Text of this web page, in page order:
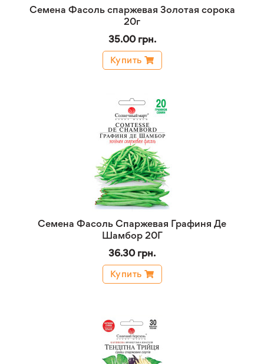
Семена Фасоль спаржевая Золотая сорока
20г
35.00 грн.
Купить
Семена Фасоль Спаржевая Графиня Де
Шамбор 20Г
36.30 грн.
Купить